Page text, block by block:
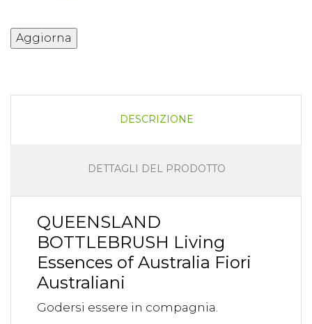
DESCRIZIONE
DETTAGLI DEL PRODOTTO
QUEENSLAND
BOTTLEBRUSH Living
Essences of Australia Fiori
Australiani
Godersi essere in compagnia.